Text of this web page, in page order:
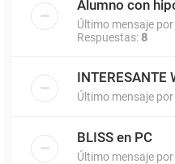
Alumno con
Último mensaje por
Respuestas: 8
INTERESANTE
Último mensaje por
BLISS en PC
Último mensaje por